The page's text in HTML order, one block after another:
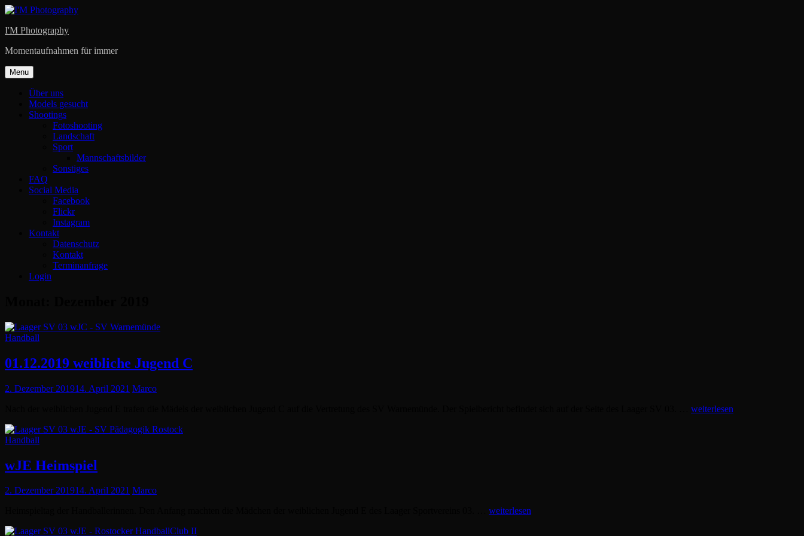
Skip
content
I'M Photography
Momentaufnahmen für immer
Menu
Über uns
Models gesucht
Shootings
Fotoshooting
Landschaft
Sport
Mannschaftsbilder
Sonstiges
FAQ
Social Media
Facebook
Flickr
Instagram
Kontakt
Datenschutz
Kontakt
Terminanfrage
Login
Cat
Handball
01.12.2019 weibliche Jugend C
Posted
2. Dezember 201914. April 2021 Marco
weiterlesen
Cat
Handball
wJE Heimspiel
Posted
2. Dezember 201914. April 2021 Marco
weiterlesen